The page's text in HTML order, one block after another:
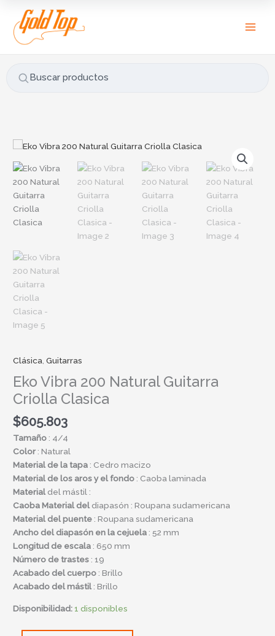
contenido
Buscar productos
u
s
r
Clásica,Guitarras
Eko Vibra 200 Natural Guitarra
Criolla Clasica
$605.803
Tamaño: 4/4
Color: Natural
Material de la tapa: Cedro macizo
Material de los aros y el fondo: Caoba laminada
Material del mástil :
Caoba Material del diapasón : Roupana sudamericana
Material del puente: Roupana sudamericana
Ancho del diapasón en la cejuela: 52 mm
Longitud de escala: 650 mm
Número de trastes: 19
Acabado del cuerpo: Brillo
Acabado del mástil: Brillo
Disponibilidad:1 disponibles
Eko
200
Natural
Guitarra
Criolla
Clasica